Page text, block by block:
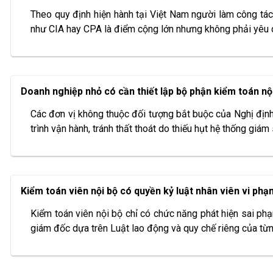
Theo quy định hiện hành tại Việt Nam người làm công
như CIA hay CPA là điểm cộng lớn nhưng không phải
Doanh nghiệp nhỏ có cần thiết lập bộ phận kiểm toán
Các đơn vị không thuộc đối tượng bắt buộc của Nghị
trình vận hành, tránh thất thoát do thiếu hụt hệ thống
Kiểm toán viên nội bộ có quyền kỷ luật nhân viên vi
Kiểm toán viên nội bộ chỉ có chức năng phát hiện sai
giám đốc dựa trên Luật lao động và quy chế riêng của